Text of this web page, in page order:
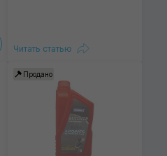
Читать статью
Продано